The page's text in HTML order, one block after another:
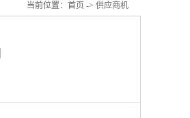
当前位置： 首页 -> 供应商机